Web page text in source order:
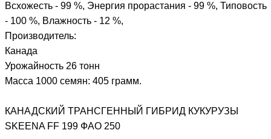
Всхожесть - 99 %, Энергия прорастания - 99 %, Типовость
- 100 %, Влажность - 12 %,
Производитель:
Канада
Урожайность 26 тонн
Масса 1000 семян: 405 грамм.
КАНАДСКИЙ ТРАНСГЕННЫЙ ГИБРИД КУКУРУЗЫ
SKEENA FF 199 ФАО 250